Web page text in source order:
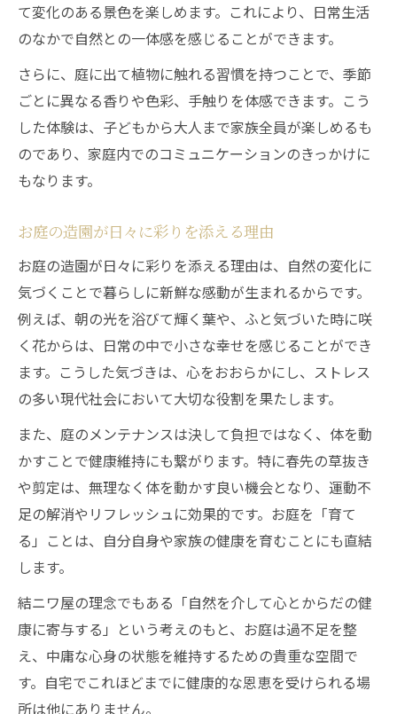
て変化のある景色を楽しめます。これにより、日常生活
のなかで自然との一体感を感じることができます。
さらに、庭に出て植物に触れる習慣を持つことで、季節
ごとに異なる香りや色彩、手触りを体感できます。こう
した体験は、子どもから大人まで家族全員が楽しめるも
のであり、家庭内でのコミュニケーションのきっかけに
もなります。
お庭の造園が日々に彩りを添える理由
お庭の造園が日々に彩りを添える理由は、自然の変化に
気づくことで暮らしに新鮮な感動が生まれるからです。
例えば、朝の光を浴びて輝く葉や、ふと気づいた時に咲
く花からは、日常の中で小さな幸せを感じることができ
ます。こうした気づきは、心をおおらかにし、ストレス
の多い現代社会において大切な役割を果たします。
また、庭のメンテナンスは決して負担ではなく、体を動
かすことで健康維持にも繋がります。特に春先の草抜き
や剪定は、無理なく体を動かす良い機会となり、運動不
足の解消やリフレッシュに効果的です。お庭を「育て
る」ことは、自分自身や家族の健康を育むことにも直結
します。
結ニワ屋の理念でもある「自然を介して心とからだの健
康に寄与する」という考えのもと、お庭は過不足を整
え、中庸な心身の状態を維持するための貴重な空間で
す。自宅でこれほどまでに健康的な恩恵を受けられる場
所は他にありません。